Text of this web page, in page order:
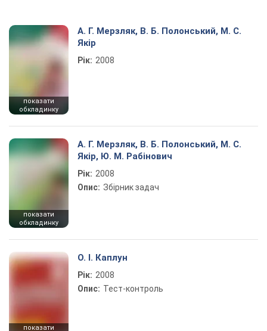
показати
обкладинку
А. Г. Мерзляк, В. Б. Полонський, М. С.
Якір
Рік: 2008
показати
обкладинку
А. Г. Мерзляк, В. Б. Полонський, М. С.
Якір, Ю. М. Рабінович
Рік: 2008
Опис: Збірник задач
показати
О. І. Каплун
Рік: 2008
Опис: Тест-контроль